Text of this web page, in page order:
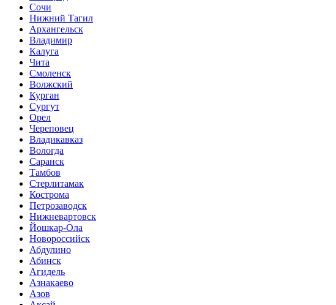
Сочи
Нижний Тагил
Архангельск
Владимир
Калуга
Чита
Смоленск
Волжский
Курган
Сургут
Орел
Череповец
Владикавказ
Вологда
Саранск
Тамбов
Стерлитамак
Кострома
Петрозаводск
Нижневартовск
Йошкар-Ола
Новороссийск
Абдулино
Абинск
Агидель
Азнакаево
Азов